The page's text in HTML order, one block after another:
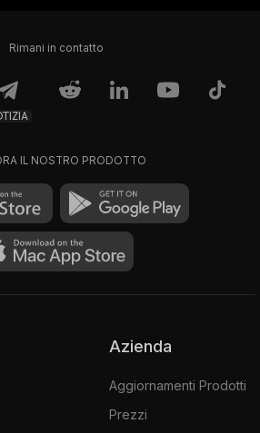
Rimani in contatto
IL NOSTRO PRODOTTO
Azienda
Aggiornamenti Prodotti
Prezzi